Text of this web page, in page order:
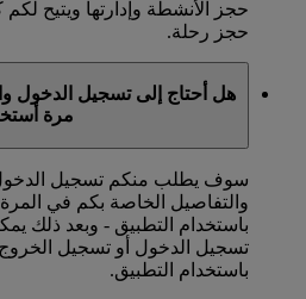
حجز الأنشطة وإدارتها ويتيح
حجز رحلة.
هل أحتاج إلى تسجيل الدخول
مرة
سوف يطلب منكم تسجيل الدخول
والتفاصيل الخاصة بكم في المرة
باستخدام التطبيق - وبعد ذلك
تسجيل الدخول أو تسجيل
باستخدام التطبيق.